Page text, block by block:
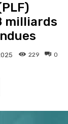
milliards
0
229